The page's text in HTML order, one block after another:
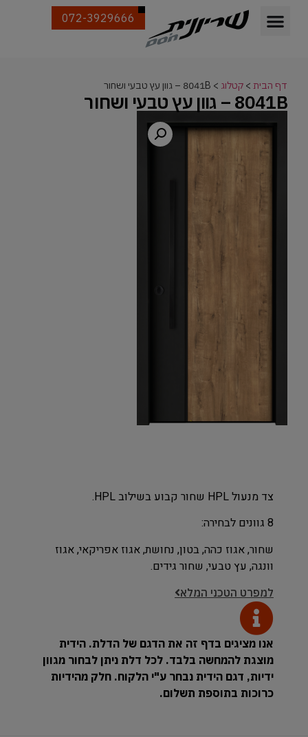
072-3929666
דף הבית > קטלוג > 8041B – גוון עץ טבעי ושחור
8041B – גוון עץ טבעי ושחור
צד מנעול HPL שחור קבוע בשילוב HPL.
8 גוונים לבחירה:
שחור, אגוז כהה, בטון, נחושת, אגוז אפריקאי, אגוז
וונגה, עץ טבעי, שחור גידים.
למפרט הטכני המלא
אנו מציגים בדף זה את הדגם של הדלת. הידית
מוצגת להמחשה בלבד. לכל דלת ניתן לבחור מגוון
ידיות, דגם הידית נבחר ע"י הלקוח. חלק מהידיות
כרוכות בתוספת תשלום.